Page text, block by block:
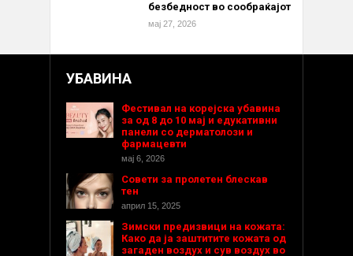
безбедност во сообраќајот
мај 27, 2026
УБАВИНА
Фестивал на корејска убавина
за од 8 до 10 мај и едукативни
панели со дерматолози и
фармацевти
мај 6, 2026
Совети за пролетен блескав
тен
април 15, 2025
Зимски предизвици на кожата:
Како да ја заштитите кожата од
загаден воздух и сув воздух во